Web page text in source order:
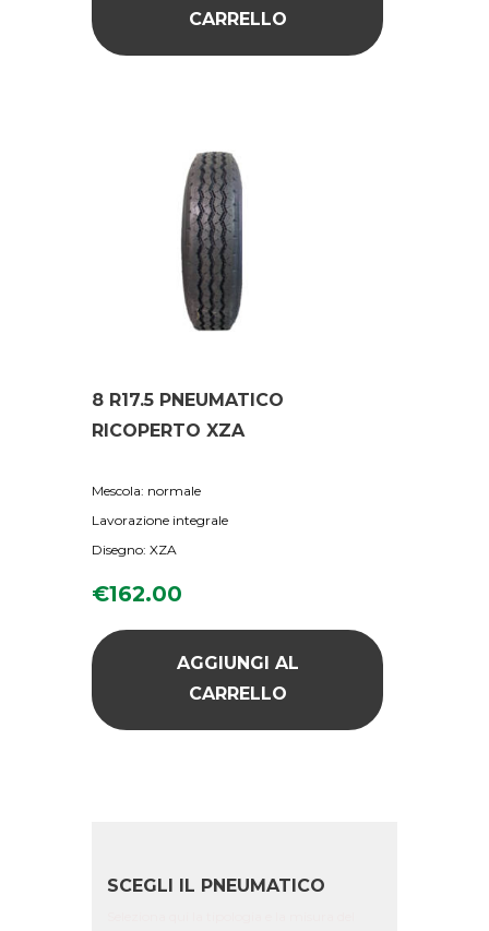
CARRELLO
8 R17.5 PNEUMATICO
RICOPERTO XZA
Mescola: normale
Lavorazione integrale
Disegno: XZA
€162.00
AGGIUNGI AL
CARRELLO
SCEGLI IL PNEUMATICO